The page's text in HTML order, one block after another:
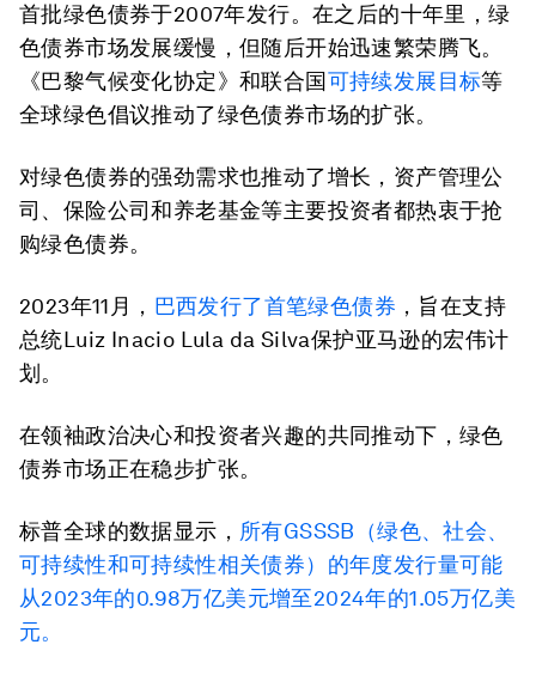
首批绿色债券于2007年发行。在之后的十年里，绿
色债券市场发展缓慢，但随后开始迅速繁荣腾飞。
《巴黎气候变化协定》和联合国可持续发展目标等
全球绿色倡议推动了绿色债券市场的扩张。
对绿色债券的强劲需求也推动了增长，资产管理公
司、保险公司和养老基金等主要投资者都热衷于抢
购绿色债券。
2023年11月， 巴西发行了首笔绿色债券 ，旨在支持
总统Luiz Inacio Lula da Silva保护亚马逊的宏伟计
划。
在领袖政治决心和投资者兴趣的共同推动下，绿色
债券市场正在稳步扩张。
标普全球的数据显示， 所有GSSSB（绿色、社会、
可持续性和可持续性相关债券）的年度发行​​量可能
从2023年的0.98万亿美元增至2024年的1.05万亿美
元。